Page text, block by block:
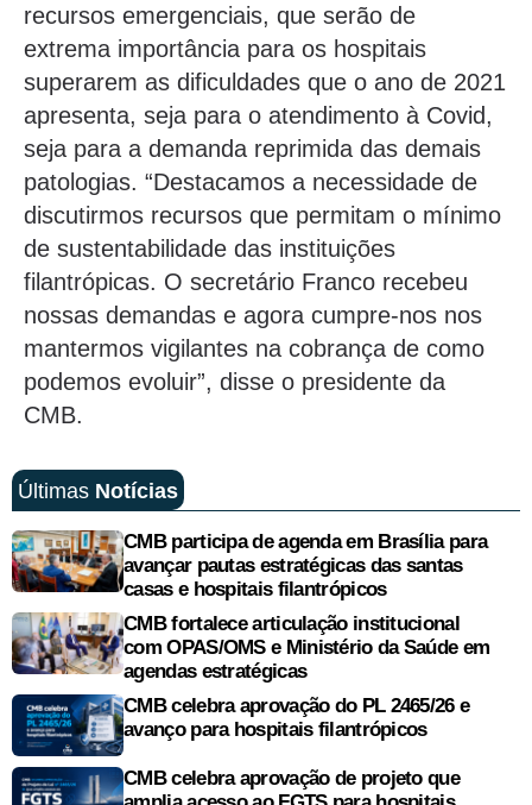
recursos emergenciais, que serão de
extrema importância para os hospitais
superarem as dificuldades que o ano de 2021
apresenta, seja para o atendimento à Covid,
seja para a demanda reprimida das demais
patologias. “Destacamos a necessidade de
discutirmos recursos que permitam o mínimo
de sustentabilidade das instituições
filantrópicas. O secretário Franco recebeu
nossas demandas e agora cumpre-nos nos
mantermos vigilantes na cobrança de como
podemos evoluir”, disse o presidente da
CMB.
Últimas Notícias
CMB participa de agenda em Brasília para
avançar pautas estratégicas das santas
casas e hospitais filantrópicos
CMB fortalece articulação institucional
com OPAS/OMS e Ministério da Saúde em
agendas estratégicas
CMB celebra aprovação do PL 2465/26 e
avanço para hospitais filantrópicos
CMB celebra aprovação de projeto que